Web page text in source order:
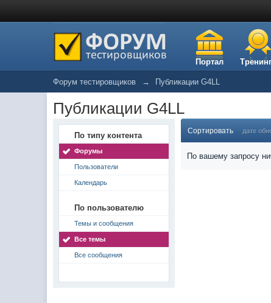
Портал
Форум тестировщиков → Публикации G4LL
Публикации G4LL
По типу контента
Форумы
Пользователи
Календарь
По пользователю
Темы и сообщения
Все темы
Все сообщения
Сортировать дате
По вашему запросу